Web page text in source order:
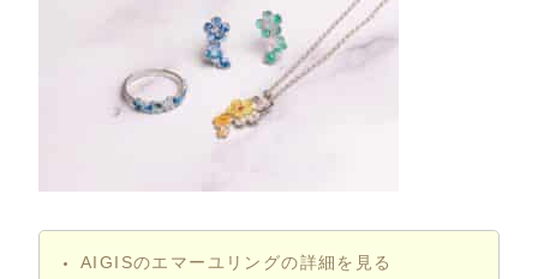
AIGISのエマーユリングの詳細を見る